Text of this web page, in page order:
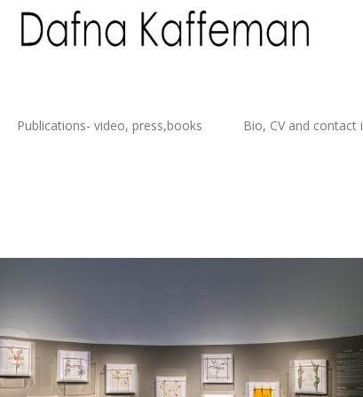
Bio, CV and contact
Publications- video, press,books